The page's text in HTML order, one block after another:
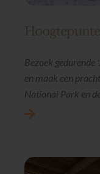
Bezoek
en maak een
National Park en